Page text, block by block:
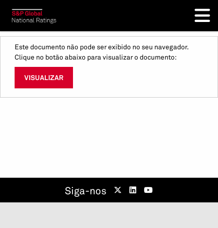
Este documento não pode ser exibido no seu navegador.
Clique no botão abaixo para visualizar o documento:
VISUALIZAR
Siga-nos